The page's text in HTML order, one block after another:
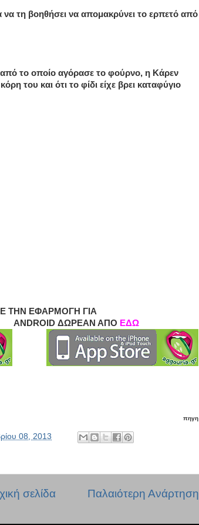
να τη βοηθήσει να απομακρύνει το ερπετό από
το οποίο αγόρασε το φούρνο, η Κάρεν
του και ότι το φίδι είχε βρει καταφύγιο
ΤΗΝ ΕΦΑΡΜΟΓΗ ΓΙΑ
ANDROID ΔΩΡΕΑΝ ΑΠΟ ΕΔΩ
πηγη
08, 2013
Παλαιότερη Ανάρτηση
σελίδα